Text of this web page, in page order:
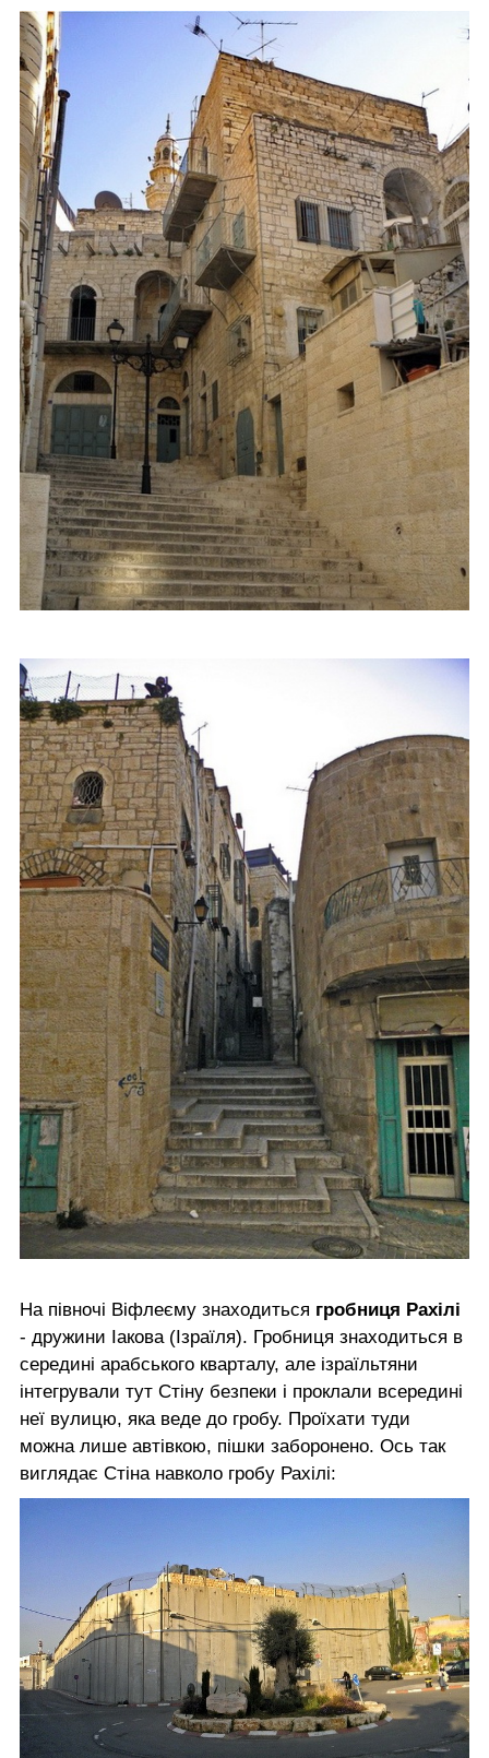
На півночі Віфлеєму знаходиться гробниця Рахілі
- дружини Іакова (Ізраїля). Гробниця знаходиться в
середині арабського кварталу, але ізраїльтяни
інтегрували тут Стіну безпеки і проклали всередині
неї вулицю, яка веде до гробу. Проїхати туди
можна лише автівкою, пішки заборонено. Ось так
виглядає Стіна навколо гробу Рахілі: